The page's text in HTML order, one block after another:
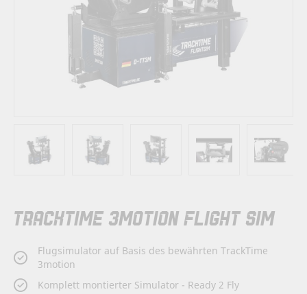
TRACKTIME 3MOTION FLIGHT SIM
Flugsimulator auf Basis des bewährten TrackTime
3motion
Komplett montierter Simulator - Ready 2 Fly
Anfang
der
springen